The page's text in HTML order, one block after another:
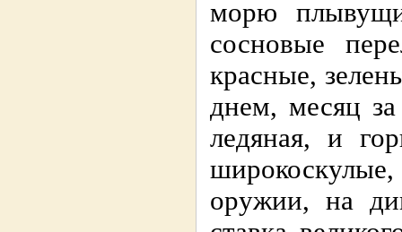
морю
сосновые
красные,
днем, месяц
ледяная, и
широкоскулые,
оружии, на